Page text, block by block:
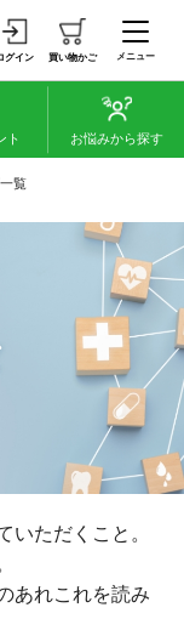
グイン 買い物かご メニュー
ト お悩みから探す
覧
いただくこと。
あれこれを読み